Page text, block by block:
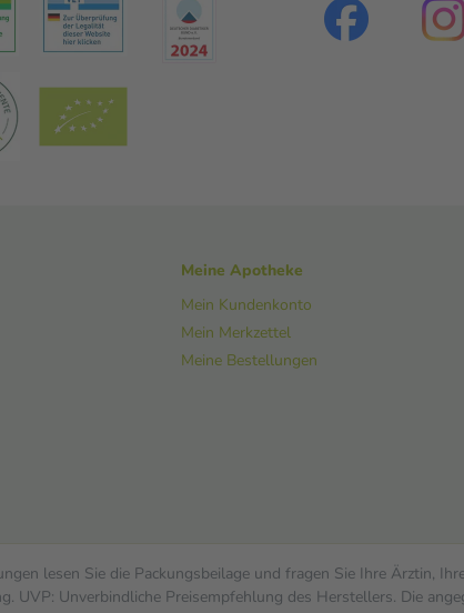
Meine Apotheke
Mein Kundenkonto
Mein Merkzettel
Meine Bestellungen
lesen Sie die Packungsbeilage und fragen Sie Ihre Ärztin,
UVP: Unverbindliche Preisempfehlung des Herstellers. Die